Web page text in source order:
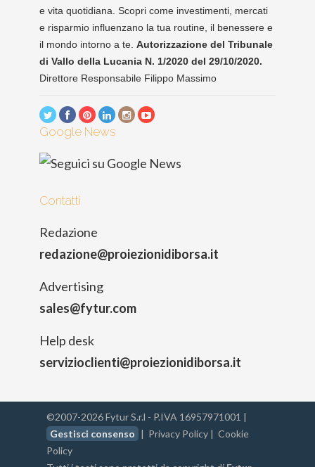
e vita quotidiana. Scopri come investimenti, mercati
e risparmio influenzano la tua routine, il benessere e
il mondo intorno a te. Autorizzazione del Tribunale
di Vallo della Lucania N. 1/2020 del 29/10/2020.
Direttore Responsabile Filippo Massimo
Google News
Contatti
Redazione
redazione@proiezionidiborsa.it
Advertising
sales@fytur.com
Help desk
servizioclienti@proiezionidiborsa.it
©2007-2026 Fytur S.r.l - P.IVA 16957971001 |
Gestisci consenso | Privacy Policy | Cookie
Policy